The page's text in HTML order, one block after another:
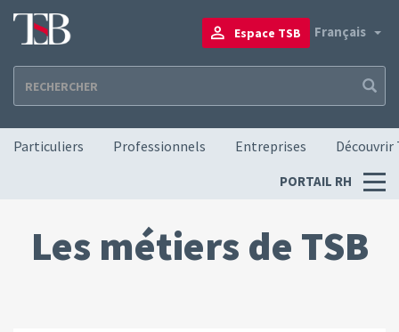
au
contenu
principal
Français
Espace TSB
Navigation principale
Particuliers Professionnels Entreprises Découvrir
Menu
PORTAIL RH
Les métiers de TSB